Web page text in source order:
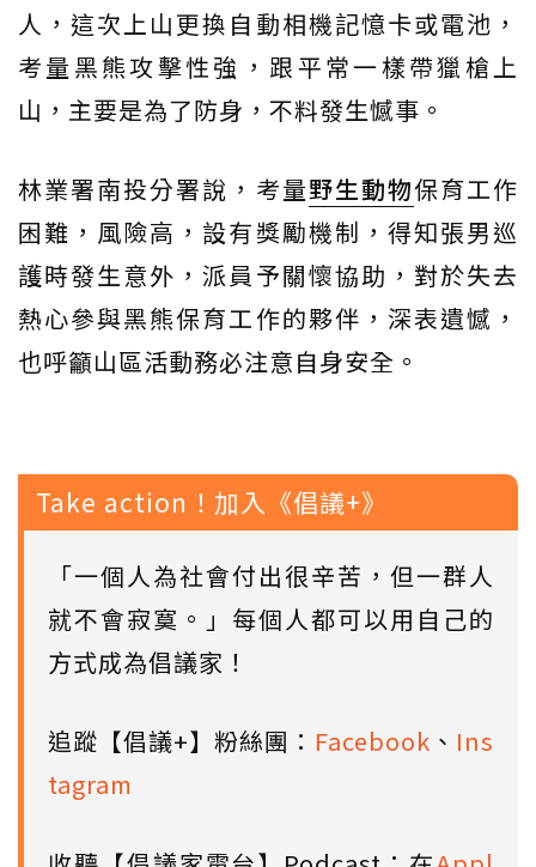
人，這次上山更換自動相機記憶卡或電池，
考量黑熊攻擊性強，跟平常一樣帶獵槍上
山，主要是為了防身，不料發生憾事。
林業署南投分署說，考量野生動物保育工作
困難，風險高，設有獎勵機制，得知張男巡
護時發生意外，派員予關懷協助，對於失去
熱心參與黑熊保育工作的夥伴，深表遺憾，
也呼籲山區活動務必注意自身安全。
Take action！加入《倡議+》
「一個人為社會付出很辛苦，但一群人
就不會寂寞。」每個人都可以用自己的
方式成為倡議家！
追蹤【倡議+】粉絲團： Facebook 、 Ins
tagram